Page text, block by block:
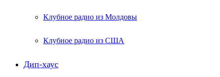
Клубное радио из Молдовы
Клубное радио из США
Дип-хаус